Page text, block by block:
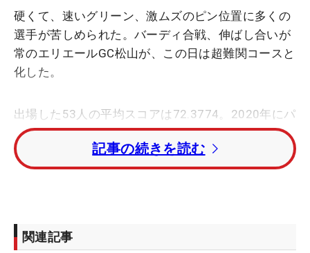
硬くて、速いグリーン、激ムズのピン位置に多くの
選手が苦しめられた。バーディ合戦、伸ばし合いが
常のエリエールGC松山が、この日は超難関コースと
化した。
出場した53人の平均スコアは72.3774。2020年にパ
ー71となって以降、決勝ラウンドのスコアがオーバ
ーパーとなったのは21年第3ラウンド（R）の
71.0172以来2度目で、昨年の第3Rの68.7593とは
そのなかで、木戸愛が3バーディ・1ボギーの「69」
と伸ばし、トータル9アンダーで4位から2位に順位
記事の続きを読む
関連記事